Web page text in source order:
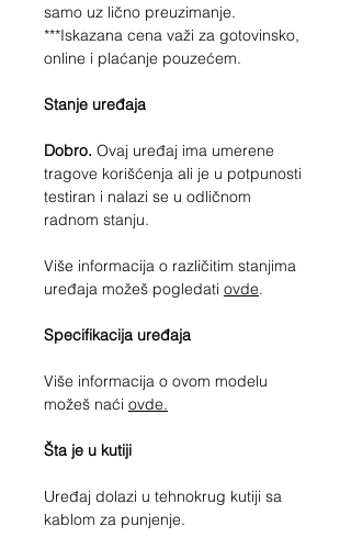
samo uz lično preuzimanje.
***Iskazana cena važi za gotovinsko,
online i plaćanje pouzećem.
Stanje uređaja
Dobro. Ovaj uređaj ima umerene
tragove korišćenja ali je u potpunosti
testiran i nalazi se u odličnom
radnom stanju.
Više informacija o različitim stanjima
uređaja možeš pogledati ovde.
Specifikacija uređaja
Više informacija o ovom modelu
možeš naći ovde.
Šta je u kutiji
Uređaj dolazi u tehnokrug kutiji sa
kablom za punjenje.